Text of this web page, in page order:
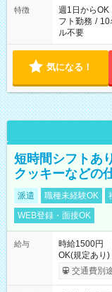
ください！
特徴 週1日からOK
フト勤務 / 10
ル不要
気になる！
短時間シフトあ
クッキーなどの
派遣 職種未経験OK
WEB登録・面接OK
給与
時給1500円
OK(規定あり)
交通費別